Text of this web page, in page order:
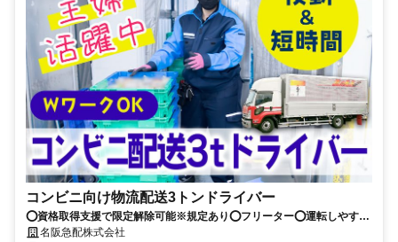
コンビニ向け物流配送3トンドライバー
⭕資格取得支援で限定解除可能※規定あり⭕フリーター⭕運転しやすい
3トン⭕週3日～20時～2時
名阪急配株式会社